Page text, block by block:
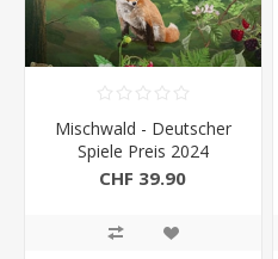
Mischwald - Deutscher
Spiele Preis 2024
CHF 39.90